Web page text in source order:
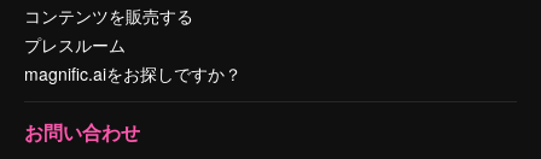
コンテンツを販売する
プレスルーム
magnific.aiをお探しですか？
お問い合わせ